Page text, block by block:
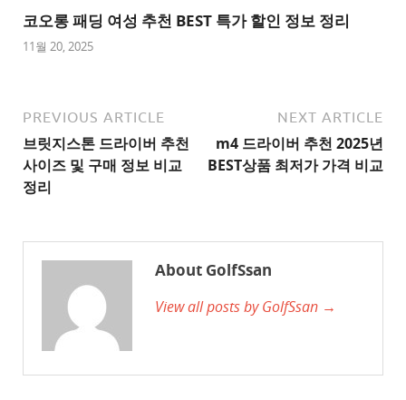
트
1
사
이
트
2
천
코오롱 패딩 여성 추천 BEST 특가 할인 정보 정리
11월 20, 2025
PREVIOUS ARTICLE
브릿지스톤 드라이버 추천
사이즈 및 구매 정보 비교
정리
NEXT ARTICLE
m4 드라이버 추천 2025년
BEST상품 최저가 가격 비교
About GolfSsan
View all posts by GolfSsan →